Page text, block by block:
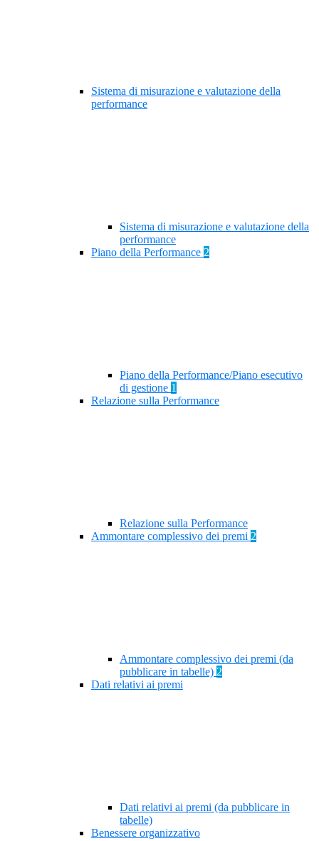
Sistema di misurazione e valutazione della
performance
Sistema di misurazione e valutazione della
performance
Piano della Performance 2
Piano della Performance/Piano esecutivo
di gestione 1
Relazione sulla Performance
Relazione sulla Performance
Ammontare complessivo dei premi 2
Ammontare complessivo dei premi (da
pubblicare in tabelle) 2
Dati relativi ai premi
Dati relativi ai premi (da pubblicare in
tabelle)
Benessere organizzativo